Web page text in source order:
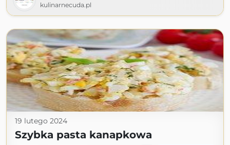
kulinarnecuda.pl
19 lutego 2024
Szybka pasta kanapkowa